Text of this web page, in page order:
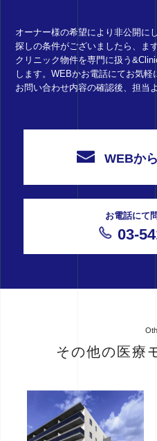
オーナー様の希望により非公開に
探しの条件がございましたら、ま
クリニック物件を専門に扱う
します。WEBかお電話にてお気軽
お問い合わせ内容の確認後、担当
WEBか
お電話にて
03-
その他の医療